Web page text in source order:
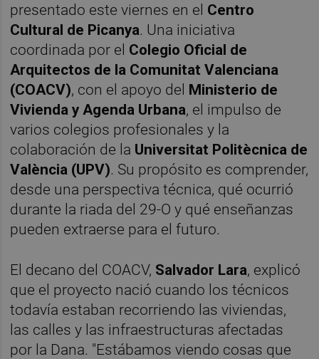
presentado este viernes en el Centro
Cultural de Picanya. Una iniciativa
coordinada por el Colegio Oficial de
Arquitectos de la Comunitat Valenciana
(COACV), con el apoyo del Ministerio de
Vivienda y Agenda Urbana, el impulso de
varios colegios profesionales y la
colaboración de la Universitat Politècnica de
València (UPV). Su propósito es comprender,
desde una perspectiva técnica, qué ocurrió
durante la riada del 29-O y qué enseñanzas
pueden extraerse para el futuro.
El decano del COACV, Salvador Lara, explicó
que el proyecto nació cuando los técnicos
todavía estaban recorriendo las viviendas,
las calles y las infraestructuras afectadas
por la Dana. "Estábamos viendo cosas que